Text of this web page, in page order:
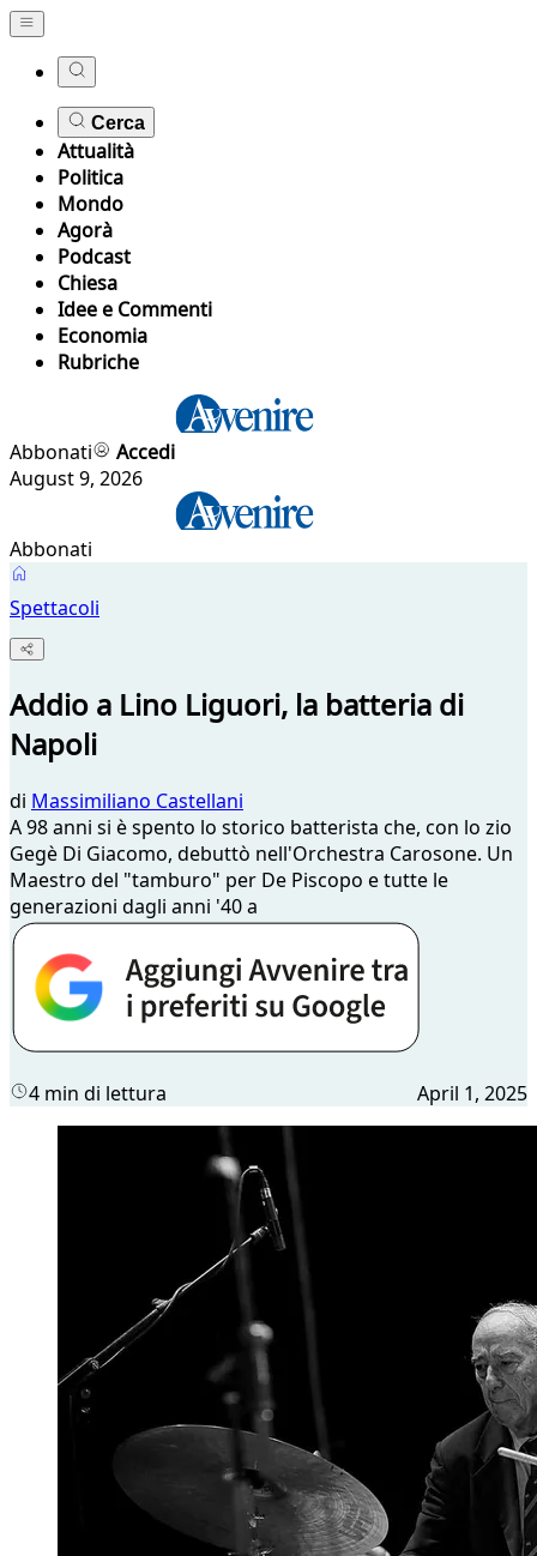
Cerca
Attualità
Politica
Mondo
Agorà
Podcast
Chiesa
Idee e Commenti
Economia
Rubriche
Abbonati
Accedi
August 9, 2026
Abbonati
Spettacoli
Addio a Lino Liguori, la batteria di
Napoli
di Massimiliano Castellani
A 98 anni si è spento lo storico batterista che, con lo zio
Gegè Di Giacomo, debuttò nell'Orchestra Carosone. Un
Maestro del "tamburo" per De Piscopo e tutte le
generazioni dagli anni '40 a
4 min di lettura April 1, 2025